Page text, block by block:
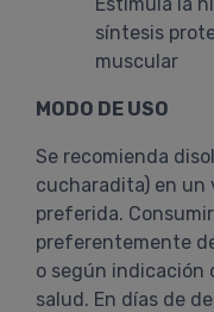
síntesis
muscular
MODO DE USO
Se recomienda
cucharadita) en un
preferida.
preferentemente
o según indicación
salud. En días de